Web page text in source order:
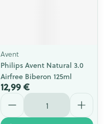
Avent
Philips Avent Natural 3.0
Airfree Biberon 125ml
12,99 €
Quantité